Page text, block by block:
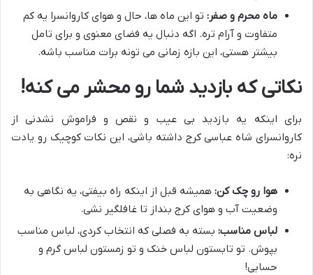
ماه محرم و صفر: تو این ماه ها، حال و هوای کاروانسرا یه کم
متفاوت و آرام تره. اگه دنبال یه فضای معنوی و برای تامل
بیشتر هستی، این بازه زمانی می تونه برات مناسب باشه.
نکاتی که بازدید شما رو محشر می کنه!
برای اینکه یه بازدید بی عیب و نقص و فراموش نشدنی از
کاروانسرای شاه عباسی کرج داشته باشی، این نکات کوچیک رو یادت
نره:
هوا رو چک کن: همیشه قبل از اینکه راه بیفتی، یه نگاهی به
وضعیت آب و هوای کرج بنداز تا غافلگیر نشی.
لباس مناسب: بسته به فصلی که انتخاب کردی، لباس مناسب
بپوش. تو تابستون لباس خنک و تو زمستون لباس گرم و
حسابی!